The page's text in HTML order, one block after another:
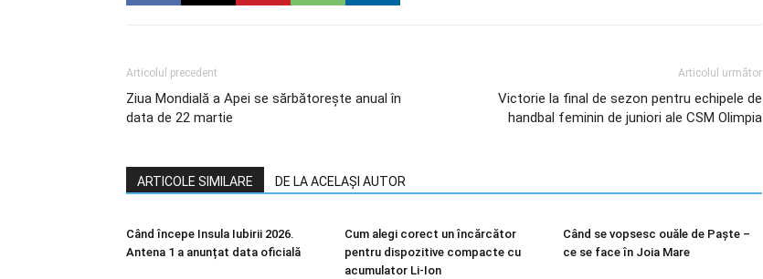
Articolul precedent
Ziua Mondială a Apei se sărbătorește anual în
data de 22 martie
Articolul următor
Victorie la final de sezon pentru echipele de
handbal feminin de juniori ale CSM Olimpia
ARTICOLE SIMILARE DE LA ACELAȘI AUTOR
Când începe Insula Iubirii 2026.
Antena 1 a anunțat data oficială
Cum alegi corect un încărcător
pentru dispozitive compacte cu
acumulator Li-Ion
Când se vopsesc ouăle de Paște –
ce se face în Joia Mare